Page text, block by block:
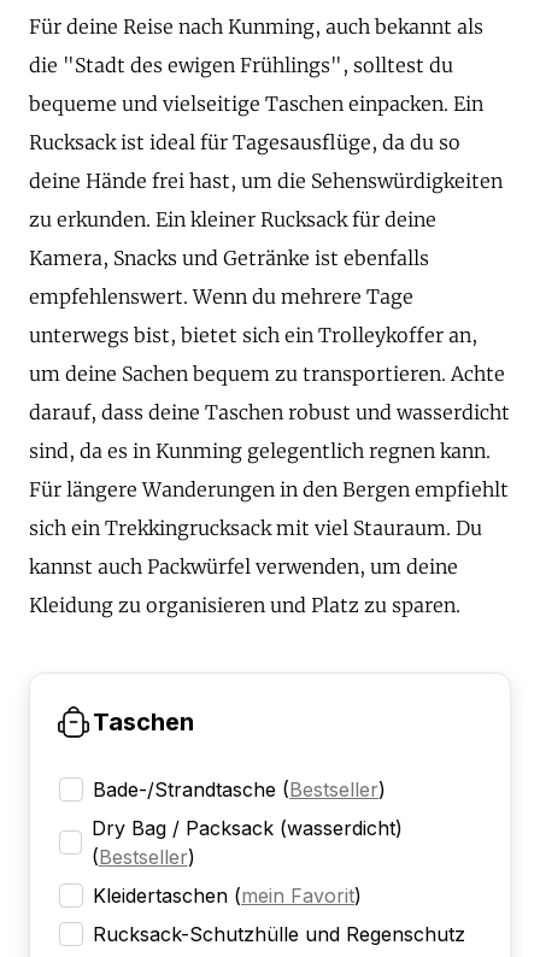
Für deine Reise nach Kunming, auch bekannt als
die "Stadt des ewigen Frühlings", solltest du
bequeme und vielseitige Taschen einpacken. Ein
Rucksack ist ideal für Tagesausflüge, da du so
deine Hände frei hast, um die Sehenswürdigkeiten
zu erkunden. Ein kleiner Rucksack für deine
Kamera, Snacks und Getränke ist ebenfalls
empfehlenswert. Wenn du mehrere Tage
unterwegs bist, bietet sich ein Trolleykoffer an,
um deine Sachen bequem zu transportieren. Achte
darauf, dass deine Taschen robust und wasserdicht
sind, da es in Kunming gelegentlich regnen kann.
Für längere Wanderungen in den Bergen empfiehlt
sich ein Trekkingrucksack mit viel Stauraum. Du
kannst auch Packwürfel verwenden, um deine
Kleidung zu organisieren und Platz zu sparen.
Taschen
Bade-/Strandtasche (Bestseller)
Dry Bag / Packsack (wasserdicht)
(Bestseller)
Kleidertaschen (mein Favorit)
Rucksack-Schutzhülle und Regenschutz